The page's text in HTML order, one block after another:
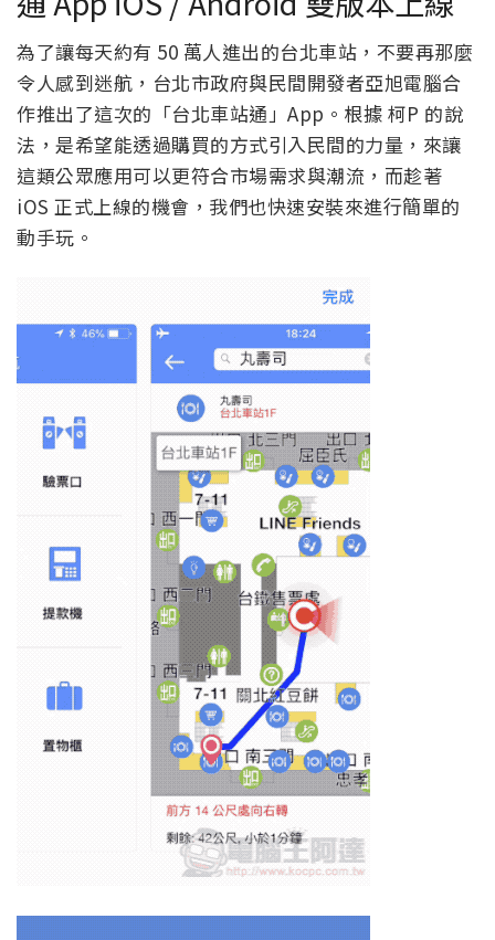
為了讓每天約有 50 萬人進出的台北車站，不要再那麼
令人感到迷航，台北市政府與民間開發者亞旭電腦合
作推出了這次的「台北車站通」App。根據 柯P 的說
法，是希望能透過購買的方式引入民間的力量，來讓
這類公眾應用可以更符合市場需求與潮流，而趁著
iOS 正式上線的機會，我們也快速安裝來進行簡單的
動手玩。